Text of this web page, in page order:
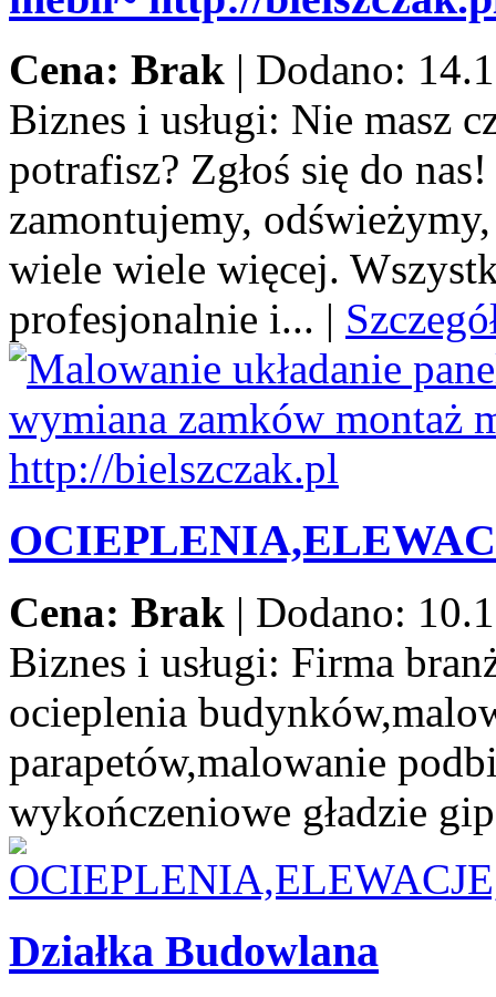
Cena: Brak | Dodano:
Biznes i usługi: Nie masz
potrafisz? Zgłoś się do
zamontujemy,
wiele wiele więcej.
profesjonalnie i... |
Cena: Brak | Dodano:
Biznes i usługi: Firma
ocieplenia
parapetów,malowanie
wykończeniowe gładzie
Działka Budowlana